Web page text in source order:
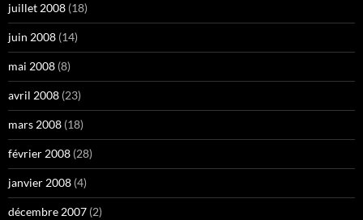
juillet 2008 (18)
juin 2008 (14)
mai 2008 (8)
avril 2008 (23)
mars 2008 (18)
février 2008 (28)
janvier 2008 (4)
décembre 2007 (2)